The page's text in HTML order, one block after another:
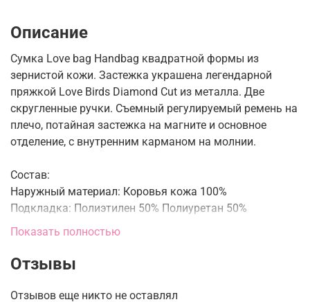
Описание
Сумка Love bag Handbag квадратной формы из
зернистой кожи. Застежка украшена легендарной
пряжкой Love Birds Diamond Cut из металла. Две
скругленные ручки. Съемный регулируемый ремень на
плечо, потайная застежка на магните и основное
отделение, с внутренним карманом на молнии.
Состав:
Наружный материал: Коровья кожа 100%
Подкладка: Полиэтилен 50% Полиуретан 50%
Глубина 15 см
Ширина 30 см
Показать полностью
Отзывы
Отзывов еще никто не оставлял